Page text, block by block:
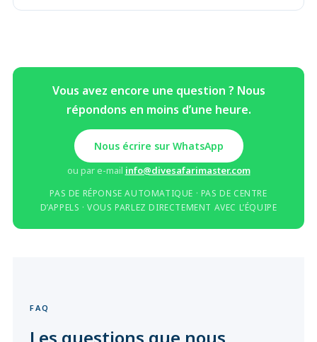
Vous avez encore une question ? Nous
répondons en moins d’une heure.
Nous écrire sur WhatsApp
ou par e-mail info@divesafarimaster.com
PAS DE RÉPONSE AUTOMATIQUE · PAS DE CENTRE
D’APPELS · VOUS PARLEZ DIRECTEMENT AVEC L’ÉQUIPE
FAQ
Les questions que nous